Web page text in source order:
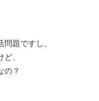
題ですし、
、
の？